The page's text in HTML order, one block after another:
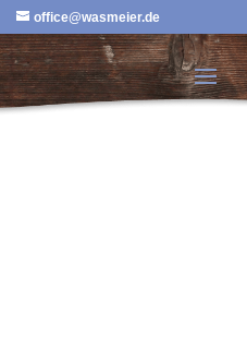
office@wasmeier.de